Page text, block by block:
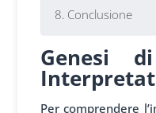
Conclusione
Genesi di
Per comprendere